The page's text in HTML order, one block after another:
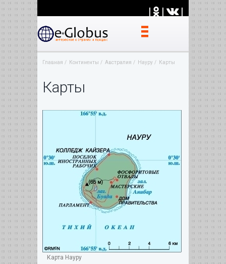
| | |
Главная Континенты Австралия Науру Карты
Карты
Карта Науру